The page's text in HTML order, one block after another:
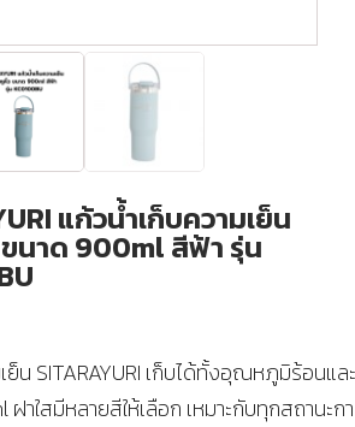
แก้วน้ำเก็บความเย็น
นาด 900ml สีฟ้า รุ่น
ย็น SITARAYURI เก็บได้ทั้งอุณหภูมิร้อนแล
าใสมีหลายสีให้เลือก เหมาะกับทุกสถานะ